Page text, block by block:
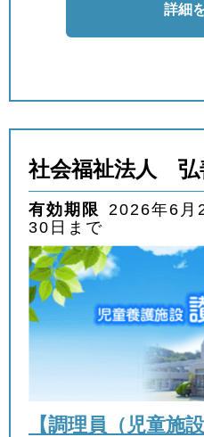
詳細
社会福祉法人 弘
有効期限 2026年6月
30日まで
【調理員（児童施設